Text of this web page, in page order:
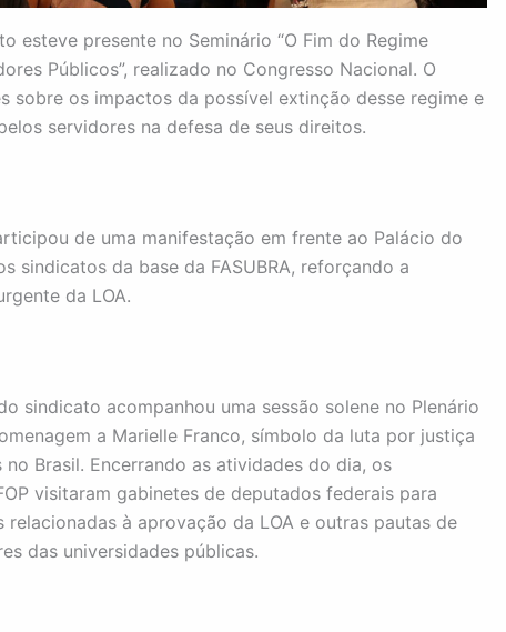
esteve presente no Seminário “O Fim do Regime
Públicos”, realizado no Congresso Nacional. O
sobre os impactos da possível extinção desse regime e
servidores na defesa de seus direitos.
de uma manifestação em frente ao Palácio do
sindicatos da base da FASUBRA, reforçando a
da LOA.
sindicato acompanhou uma sessão solene no Plenário
a Marielle Franco, símbolo da luta por justiça
Brasil. Encerrando as atividades do dia, os
visitaram gabinetes de deputados federais para
relacionadas à aprovação da LOA e outras pautas de
das universidades públicas.